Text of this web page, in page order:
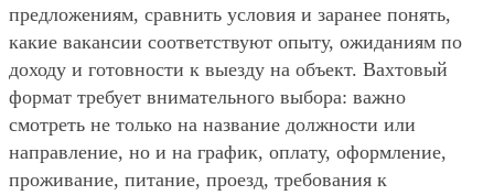
предложениям, сравнить условия и заранее понять,
какие вакансии соответствуют опыту, ожиданиям по
доходу и готовности к выезду на объект. Вахтовый
формат требует внимательного выбора: важно
смотреть не только на название должности или
направление, но и на график, оплату, оформление,
проживание, питание, проезд, требования к